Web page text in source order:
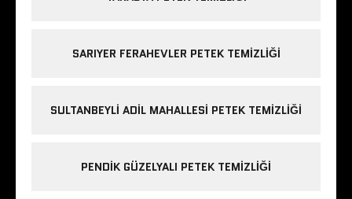
SARIYER FERAHEVLER PETEK TEMIZLIĞI
SULTANBEYLI ADIL MAHALLESI PETEK TEMIZLIĞI
PENDIK GÜZELYALI PETEK TEMIZLIĞI